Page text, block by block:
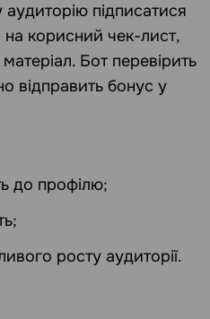
підписатися
корисний чек-лист,
Бот перевірить
відправить бонус у
до профілю;
росту аудиторії.